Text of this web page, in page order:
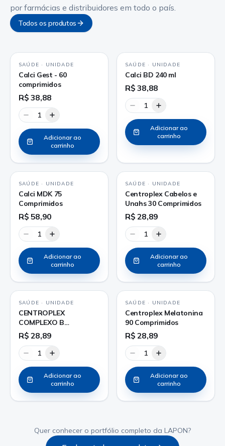
por farmácias e distribuidores em todo o país.
Todos os produtos
SAÚDE · UNIDADE
Calci Gest - 60
comprimidos
R$ 38,88
1
Adicionar ao
carrinho
SAÚDE · UNIDADE
Calci BD 240 ml
R$ 38,88
1
Adicionar ao
carrinho
SAÚDE · UNIDADE
Calci MDK 75
Comprimidos
R$ 58,90
1
Adicionar ao
carrinho
SAÚDE · UNIDADE
Centroplex Cabelos e
Unahs 30 Comprimidos
R$ 28,89
1
Adicionar ao
carrinho
SAÚDE · UNIDADE
CENTROPLEX
COMPLEXO B
COMPRIMIDO
R$ 28,89
1
Adicionar ao
carrinho
SAÚDE · UNIDADE
Centroplex Melatonina
90 Comprimidos
R$ 28,89
1
Adicionar ao
carrinho
Quer conhecer o portfólio completo da LAPON?